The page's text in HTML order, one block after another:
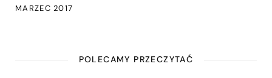
MARZEC 2017
POLECAMY PRZECZYTAĆ